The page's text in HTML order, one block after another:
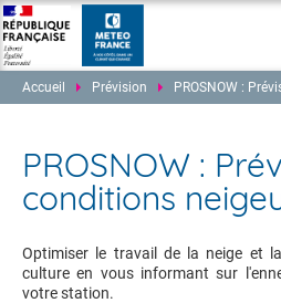
Accueil Prévision PROSNOW :
PROSNOW :
conditions
Optimiser le travail de la neige et
culture en vous informant sur
votre station.